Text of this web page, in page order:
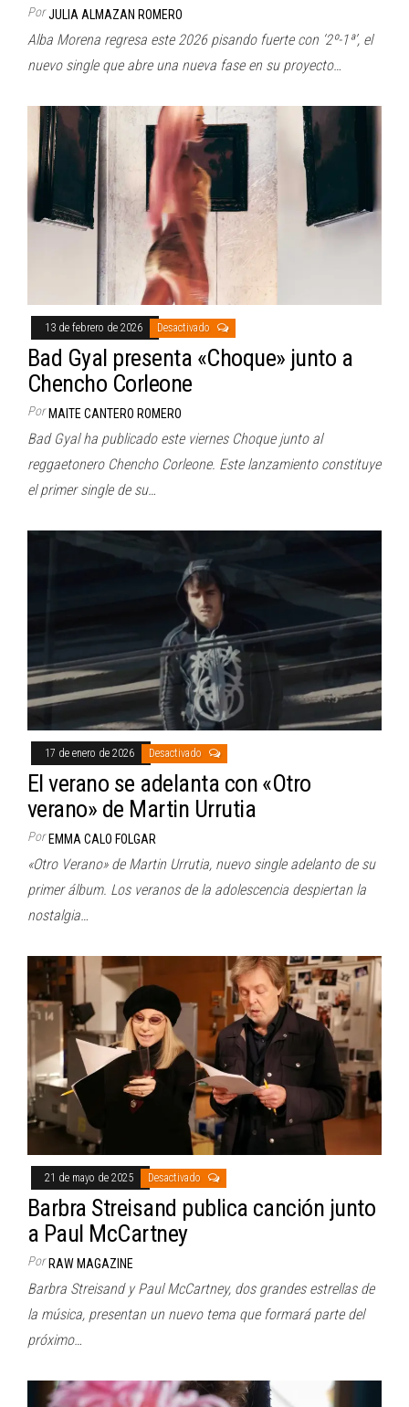
Por JULIA ALMAZAN ROMERO
Alba Morena regresa este 2026 pisando fuerte con ‘2º-1ª’, el
nuevo single que abre una nueva fase en su proyecto…
13 de febrero de 2026 Desactivado
Bad Gyal presenta «Choque» junto a
Chencho Corleone
Por MAITE CANTERO ROMERO
Bad Gyal ha publicado este viernes Choque junto al
reggaetonero Chencho Corleone. Este lanzamiento constituye
el primer single de su…
17 de enero de 2026 Desactivado
El verano se adelanta con «Otro
verano» de Martin Urrutia
Por EMMA CALO FOLGAR
«Otro Verano» de Martin Urrutia, nuevo single adelanto de su
primer álbum. Los veranos de la adolescencia despiertan la
nostalgia…
21 de mayo de 2025 Desactivado
Barbra Streisand publica canción junto
a Paul McCartney
Por RAW MAGAZINE
Barbra Streisand y Paul McCartney, dos grandes estrellas de
la música, presentan un nuevo tema que formará parte del
próximo…